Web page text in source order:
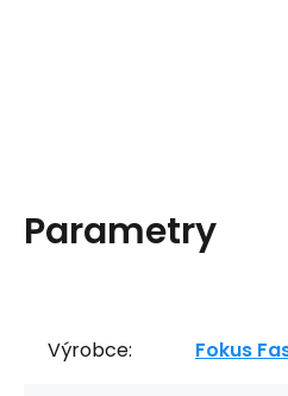
Parametry
Výrobce: Fokus